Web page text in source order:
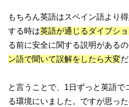
もちろん英語はスペイン語より
する時は英語が通じるダイブシ
る前に安全に関する説明がある
ン語で聞いて誤解をしたら大変
と言うことで、1日ずっと英語で
る環境にいました。ですが思った